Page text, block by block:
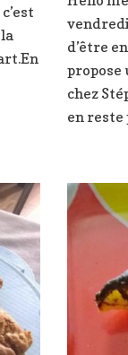
d’être
chez
en